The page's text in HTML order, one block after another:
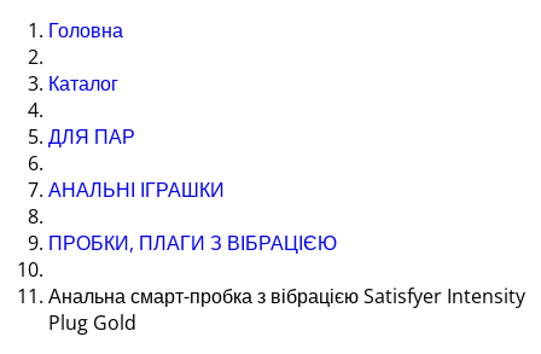
Головна
Каталог
ДЛЯ ПАР
АНАЛЬНІ ІГРАШКИ
ПРОБКИ, ПЛАГИ З ВІБРАЦІЄЮ
Анальна смарт-пробка з вібрацією Satisfyer Intensity
Plug Gold